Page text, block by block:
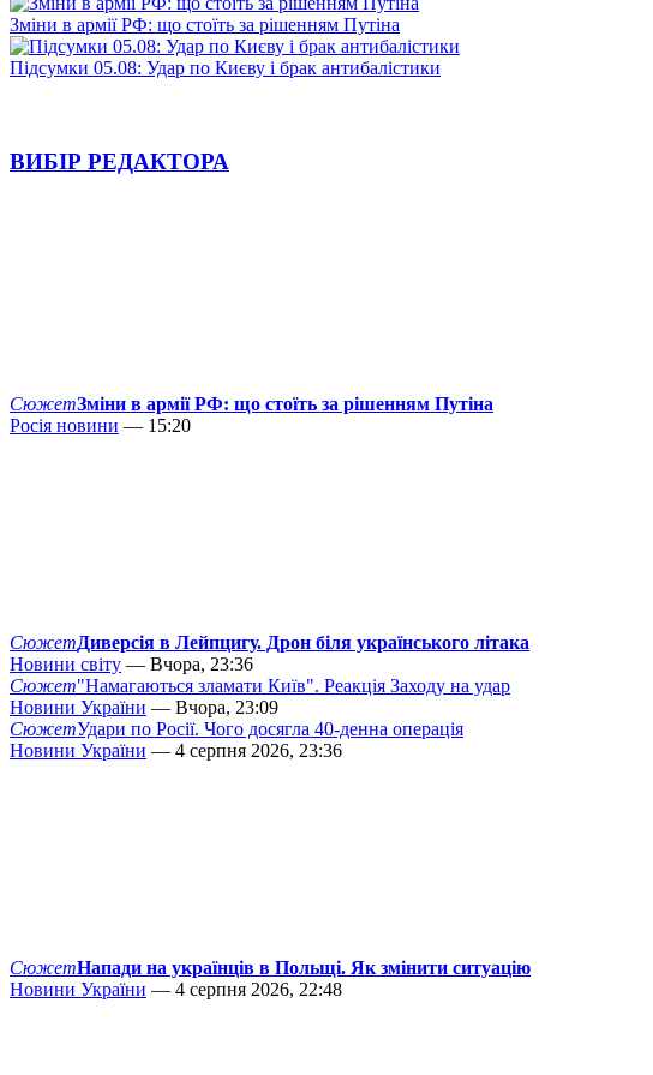
Зміни в армії РФ: що стоїть за рішенням Путіна
Підсумки 05.08: Удар по Києву і брак антибалістики
ВИБІР РЕДАКТОРА
СюжетЗміни в армії РФ: що стоїть за рішенням Путіна
Росія новини — 15:20
СюжетДиверсія в Лейпцигу. Дрон біля українського літака
Новини світу — Вчора, 23:36
Сюжет"Намагаються зламати Київ". Реакція Заходу на удар
Новини України — Вчора, 23:09
СюжетУдари по Росії. Чого досягла 40-денна операція
Новини України — 4 серпня 2026, 23:36
СюжетНапади на українців в Польщі. Як змінити ситуацію
Новини України — 4 серпня 2026, 22:48